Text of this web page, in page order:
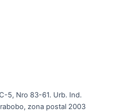
5, Nro 83-61. Urb. Ind.
zona postal 2003